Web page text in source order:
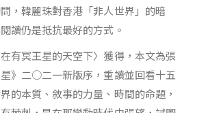
，韓麗珠對香港「非人世界」的暗
仍是抵抗最好的方式。
有冥王星的天空下〉獲得，本文為張
》二○二一新版序，重讀並回看十五
的本質、敘事的力量、時間的命題，